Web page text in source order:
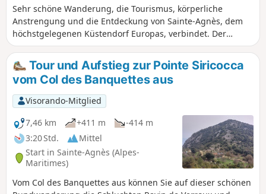
Sehr schöne Wanderung, die Tourismus, körperliche
Anstrengung und die Entdeckung von Sainte-Agnès, dem
höchstgelegenen Küstendorf Europas, verbindet. Der
Wasserfall Cascade du Borrigo, diese alpine Route und die
Pflicht zur Erinnerung mit dem Besuch des Forts der
Maginot-Linie runden einen sehr schönen Tag ab.
Tour und Aufstieg zur Pointe Siricocca
vom Col des Banquettes aus
Visorando-Mitglied
7,46 km
+411 m
-414 m
3:20 Std.
Mittel
Start in Sainte-Agnès (Alpes-
Maritimes)
Vom Col des Banquettes aus können Sie auf dieser schönen